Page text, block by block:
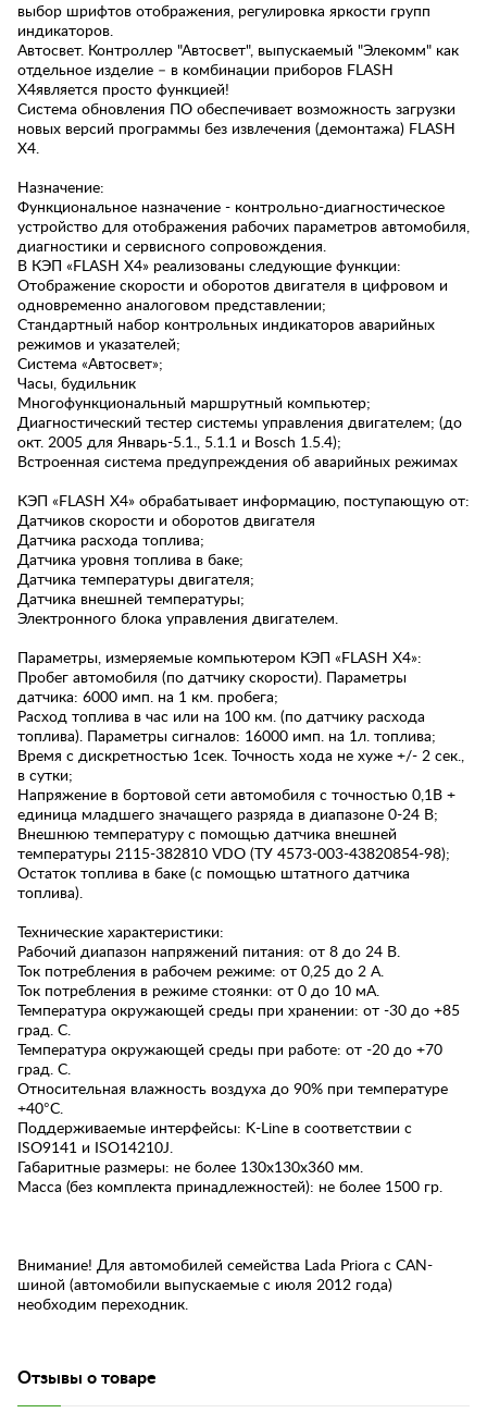
выбор шрифтов отображения, регулировка яркости групп
индикаторов.
Автосвет. Контроллер "Автосвет", выпускаемый "Элекомм" как
отдельное изделие – в комбинации приборов FLASH
X4является просто функцией!
Система обновления ПО обеспечивает возможность загрузки
новых версий программы без извлечения (демонтажа) FLASH
X4.
Назначение:
Функциональное назначение - контрольно-диагностическое
устройство для отображения рабочих параметров автомобиля,
диагностики и сервисного сопровождения.
В КЭП «FLASH X4» реализованы следующие функции:
Отображение скорости и оборотов двигателя в цифровом и
одновременно аналоговом представлении;
Стандартный набор контрольных индикаторов аварийных
режимов и указателей;
Система «Автосвет»;
Часы, будильник
Многофункциональный маршрутный компьютер;
Диагностический тестер системы управления двигателем; (до
окт. 2005 для Январь-5.1., 5.1.1 и Bosch 1.5.4);
Встроенная система предупреждения об аварийных режимах
КЭП «FLASH X4» обрабатывает информацию, поступающую от:
Датчиков скорости и оборотов двигателя
Датчика расхода топлива;
Датчика уровня топлива в баке;
Датчика температуры двигателя;
Датчика внешней температуры;
Электронного блока управления двигателем.
Параметры, измеряемые компьютером КЭП «FLASH X4»:
Пробег автомобиля (по датчику скорости). Параметры
датчика: 6000 имп. на 1 км. пробега;
Расход топлива в час или на 100 км. (по датчику расхода
топлива). Параметры сигналов: 16000 имп. на 1л. топлива;
Время с дискретностью 1сек. Точность хода не хуже +/- 2 сек.,
в сутки;
Напряжение в бортовой сети автомобиля с точностью 0,1В +
единица младшего значащего разряда в диапазоне 0-24 В;
Внешнюю температуру с помощью датчика внешней
температуры 2115-382810 VDO (ТУ 4573-003-43820854-98);
Остаток топлива в баке (с помощью штатного датчика
топлива).
Технические характеристики:
Рабочий диапазон напряжений питания: от 8 до 24 В.
Toк потребления в рабочем режиме: от 0,25 до 2 А.
Ток потребления в режиме стоянки: от 0 до 10 мА.
Температура окружающей среды при хранении: от -30 до +85
град. С.
Температура окружающей среды при работе: от -20 до +70
град. С.
Относительная влажность воздуха до 90% при температуре
+40°С.
Поддерживаемые интерфейсы: K-Line в соответствии с
ISO9141 и ISO14210J.
Габаритные размеры: не более 130x130x360 мм.
Масса (без комплекта принадлежностей): не более 1500 гр.
Внимание! Для автомобилей семейства Lada Priora с CAN-
шиной (автомобили выпускаемые с июля 2012 года)
необходим переходник.
Отзывы о товаре